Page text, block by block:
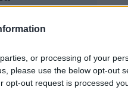
or processing of your
please use the below opt-out
opt-out request is processed